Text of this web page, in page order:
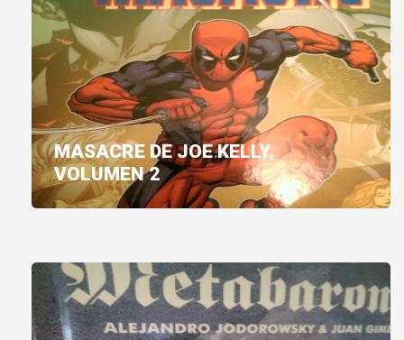
MASACRE DE JOE KELLY,
VOLUMEN 2